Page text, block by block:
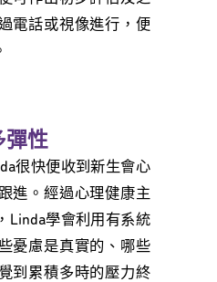
電話或視像進行，便
彈性
很快便收到新生會心
進。經過心理健康主
Linda學會利用有系統
憂慮是真實的、哪些
到累積多時的壓力終